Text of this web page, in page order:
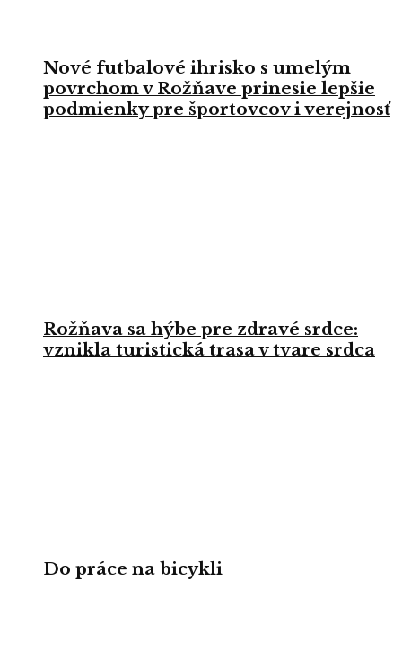
Nové futbalové ihrisko s umelým
povrchom v Rožňave prinesie lepšie
podmienky pre športovcov i verejnosť
Rožňava sa hýbe pre zdravé srdce:
vznikla turistická trasa v tvare srdca
Do práce na bicykli